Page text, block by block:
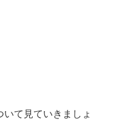
て見ていきましょ